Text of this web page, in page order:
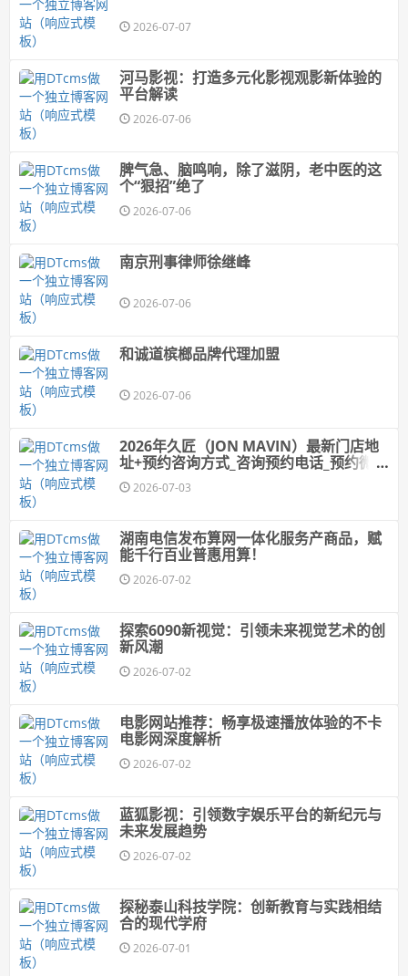
2026-07-07
河马影视：打造多元化影视观影新体验的
平台解读
2026-07-06
脾气急、脑鸣响，除了滋阴，老中医的这
个“狠招”绝了
2026-07-06
南京刑事律师徐继峰
2026-07-06
和诚道槟榔品牌代理加盟
2026-07-06
2026年久匠（JON MAVIN）最新门店地
址+预约咨询方式_咨询预约电话_预约微信
_久匠电话预约
2026-07-03
湖南电信发布算网一体化服务产商品，赋
能千行百业普惠用算！
2026-07-02
探索6090新视觉：引领未来视觉艺术的创
新风潮
2026-07-02
电影网站推荐：畅享极速播放体验的不卡
电影网深度解析
2026-07-02
蓝狐影视：引领数字娱乐平台的新纪元与
未来发展趋势
2026-07-02
探秘泰山科技学院：创新教育与实践相结
合的现代学府
2026-07-01